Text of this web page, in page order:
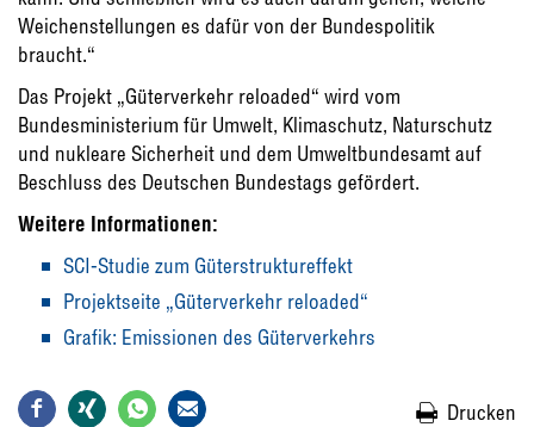
Weichenstellungen es dafür von der Bundespolitik
braucht.“
Das Projekt „Güterverkehr reloaded“ wird vom
Bundesministerium für Umwelt, Klimaschutz, Naturschutz
und nukleare Sicherheit und dem Umweltbundesamt auf
Beschluss des Deutschen Bundestags gefördert.
Weitere Informationen:
SCI-Studie zum Güterstruktureffekt
Projektseite „Güterverkehr reloaded“
Grafik: Emissionen des Güterverkehrs
Drucken